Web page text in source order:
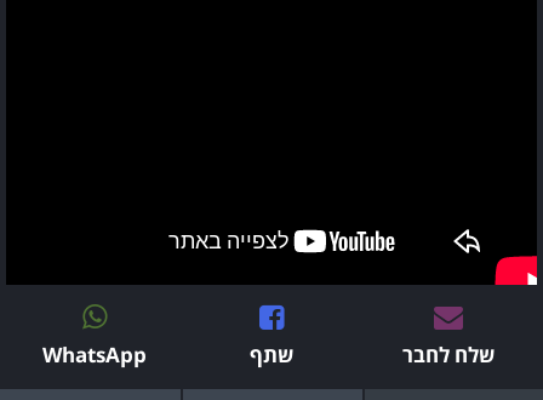
שלח לחבר שתף WhatsApp